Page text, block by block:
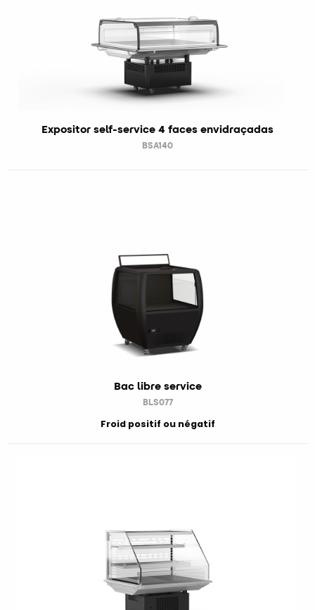
Expositor self-service 4 faces envidraçadas
BSA140
Bac libre service
BLS077
Froid positif ou négatif